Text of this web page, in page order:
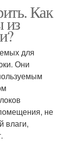
Как
из
для
Они
не
влаги,